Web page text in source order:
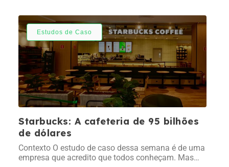
Estudos de Caso
Starbucks: A cafeteria de 95 bilhões
de dólares
Contexto O estudo de caso dessa semana é de uma
empresa que acredito que todos conheçam. Mas